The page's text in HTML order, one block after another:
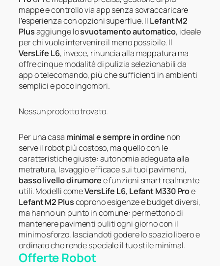
mappe e controllo via app senza sovraccaricare
l’esperienza con opzioni superflue. Il Lefant M2
Plusaggiunge losvuotamento automatico, ideale
per chi vuole intervenire il meno possibile. Il
VersLife L6, invece, rinuncia alla mappatura ma
offre cinque modalità di pulizia selezionabili da
app o telecomando, più che sufficienti in ambienti
semplici e poco ingombri.
Nessun prodotto trovato.
Per una casa minimal e sempre in ordine non
serve il robot più costoso, ma quello con le
caratteristiche giuste: autonomia adeguata alla
metratura, lavaggio efficace sui tuoi pavimenti,
basso livello di rumoree funzioni smart realmente
utili. Modelli comeVersLife L6, Lefant M330 Proe
Lefant M2 Pluscoprono esigenze e budget diversi,
ma hanno un punto in comune: permettono di
mantenere pavimenti puliti ogni giorno con il
minimo sforzo, lasciandoti godere lo spazio libero e
ordinato che rende speciale il tuo stile minimal.
Offerte Robot